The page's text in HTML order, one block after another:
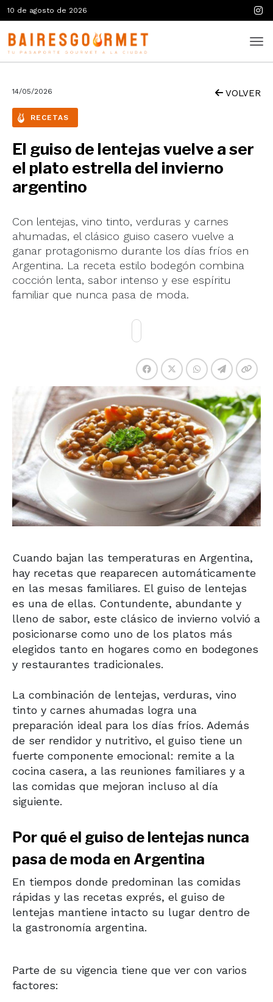
10 de agosto de 2026
14/05/2026 VOLVER
RECETAS
El guiso de lentejas vuelve a ser
el plato estrella del invierno
argentino
Con lentejas, vino tinto, verduras y carnes
ahumadas, el clásico guiso casero vuelve a
ganar protagonismo durante los días fríos en
Argentina. La receta estilo bodegón combina
cocción lenta, sabor intenso y ese espíritu
familiar que nunca pasa de moda.
Cuando bajan las temperaturas en Argentina,
hay recetas que reaparecen automáticamente
en las mesas familiares. El guiso de lentejas
es una de ellas. Contundente, abundante y
lleno de sabor, este clásico de invierno volvió a
posicionarse como uno de los platos más
elegidos tanto en hogares como en bodegones
y restaurantes tradicionales.
La combinación de lentejas, verduras, vino
tinto y carnes ahumadas logra una
preparación ideal para los días fríos. Además
de ser rendidor y nutritivo, el guiso tiene un
fuerte componente emocional: remite a la
cocina casera, a las reuniones familiares y a
las comidas que mejoran incluso al día
siguiente.
Por qué el guiso de lentejas nunca
pasa de moda en Argentina
En tiempos donde predominan las comidas
rápidas y las recetas exprés, el guiso de
lentejas mantiene intacto su lugar dentro de
la gastronomía argentina.
Parte de su vigencia tiene que ver con varios
factores: